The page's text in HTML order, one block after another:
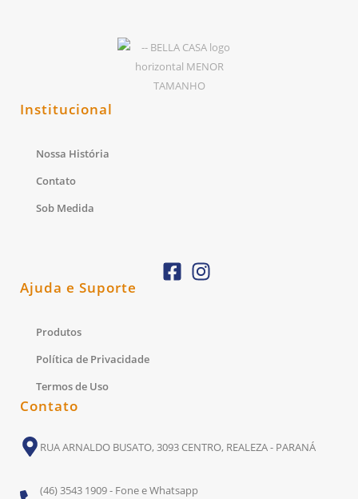
Institucional
Nossa História
Contato
Sob Medida
Ajuda e Suporte
Produtos
Política de Privacidade
Termos de Uso
Contato
RUA ARNALDO BUSATO, 3093 CENTRO, REALEZA - PARANÁ
(46) 3543 1909 - Fone e Whatsapp